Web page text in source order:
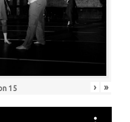
15 › »